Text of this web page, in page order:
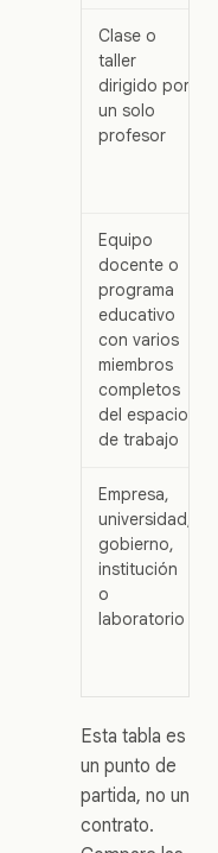
Clase o
taller
dirigido por
un solo
profesor
Equipo
docente o
programa
educativo
con varios
miembros
completos
del espacio
de trabajo
Empresa,
universidad,
gobierno,
institución
o
laboratorio
Esta tabla es
un punto de
partida, no un
contrato.